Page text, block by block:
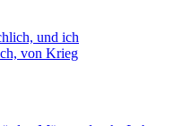
und ich
von Krieg